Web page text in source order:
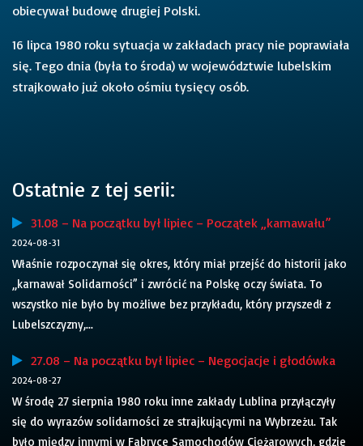
obiecywał budowę drugiej Polski.
16 lipca 1980 roku sytuacja w zakładach pracy nie poprawiała
się. Tego dnia (była to środa) w województwie lubelskim
strajkowało już około ośmiu tysięcy osób.
Ostatnie z tej serii:
31.08 – Na początku był lipiec – Początek „karnawału”
2024-08-31
Właśnie rozpoczynał się okres, który miał przejść do historii jako
„karnawał Solidarności” i zwrócić na Polskę oczy świata. To
wszystko nie było by możliwe bez przykładu, który przyszedł z
Lubelszczyzny,...
27.08 – Na początku był lipiec – Negocjacje i głodówka
2024-08-27
W środę 27 sierpnia 1980 roku inne zakłady Lublina przyłączyły
się do wyrazów solidarności ze strajkującymi na Wybrzeżu. Tak
było między innymi w Fabryce Samochodów Ciężarowych, gdzie